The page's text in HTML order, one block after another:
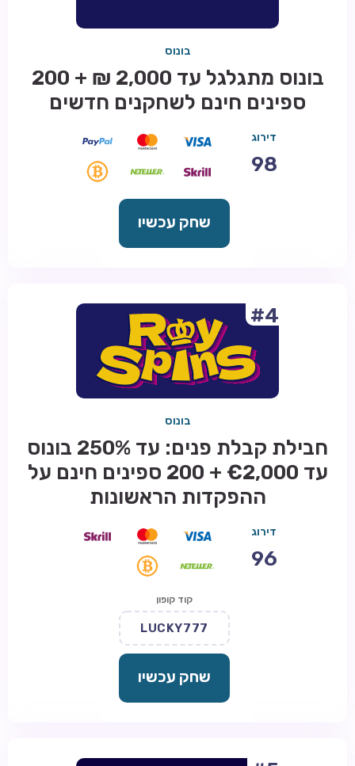
בונוס
בונוס מתגלגל עד 2,000 ₪ + 200
ספינים חינם לשחקנים חדשים
דירוג
98
שחק עכשיו
#4
בונוס
חבילת קבלת פנים: עד 250% בונוס
עד €2,000 + 200 ספינים חינם על
ההפקדות הראשונות
דירוג
96
קוד קופון
LUCKY777
שחק עכשיו